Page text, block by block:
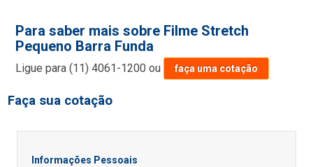
Para saber mais sobre Filme Stretch
Pequeno Barra Funda
Ligue para(11) 4061-1200 ou faça uma cotação
Faça sua cotação
Informações Pessoais